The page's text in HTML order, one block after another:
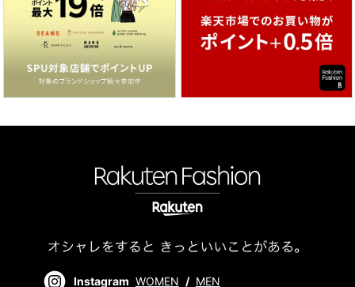
Instagram WOMEN / MEN